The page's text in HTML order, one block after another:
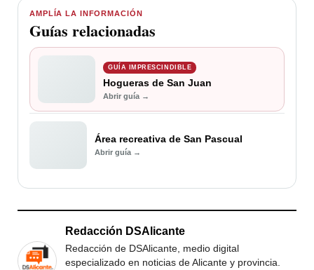
AMPLÍA LA INFORMACIÓN
Guías relacionadas
GUÍA IMPRESCINDIBLE
Hogueras de San Juan
Abrir guía →
Área recreativa de San Pascual
Abrir guía →
Redacción DSAlicante
Redacción de DSAlicante, medio digital
especializado en noticias de Alicante y provincia.